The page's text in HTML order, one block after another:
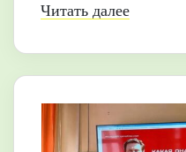
Читать далее